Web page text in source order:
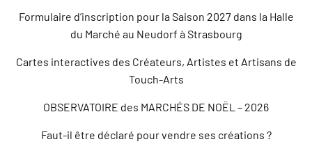
Formulaire d’inscription pour la Saison 2027 dans la Halle
du Marché au Neudorf à Strasbourg
Cartes interactives des Créateurs, Artistes et Artisans de
Touch-Arts
OBSERVATOIRE des MARCHÉS DE NOËL – 2026
Faut-il être déclaré pour vendre ses créations ?